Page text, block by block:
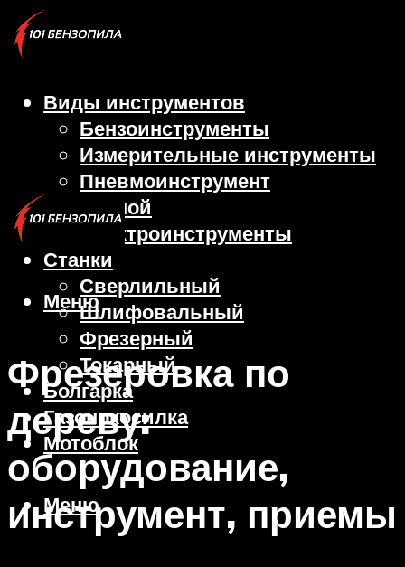
Виды инструментов
Бензоинструменты
Измерительные инструменты
Пневмоинструмент
Ручной
Электроинструменты
Станки
Сверлильный
Шлифовальный
Фрезерный
Токарный
Болгарка
Газонокосилка
Мотоблок
Меню
Меню
Фрезеровка по
дереву:
оборудование,
инструмент, приемы